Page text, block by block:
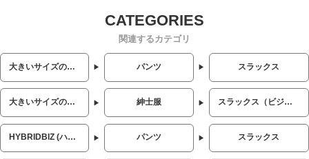
関連するカテゴリ
大きいサイズのメンズ服 パンツ スラックス
大きいサイズのメンズ服 紳士服 スラックス（ビジネス）
HYBRIDBIZ (ハイブリッドビズ) パンツ スラックス